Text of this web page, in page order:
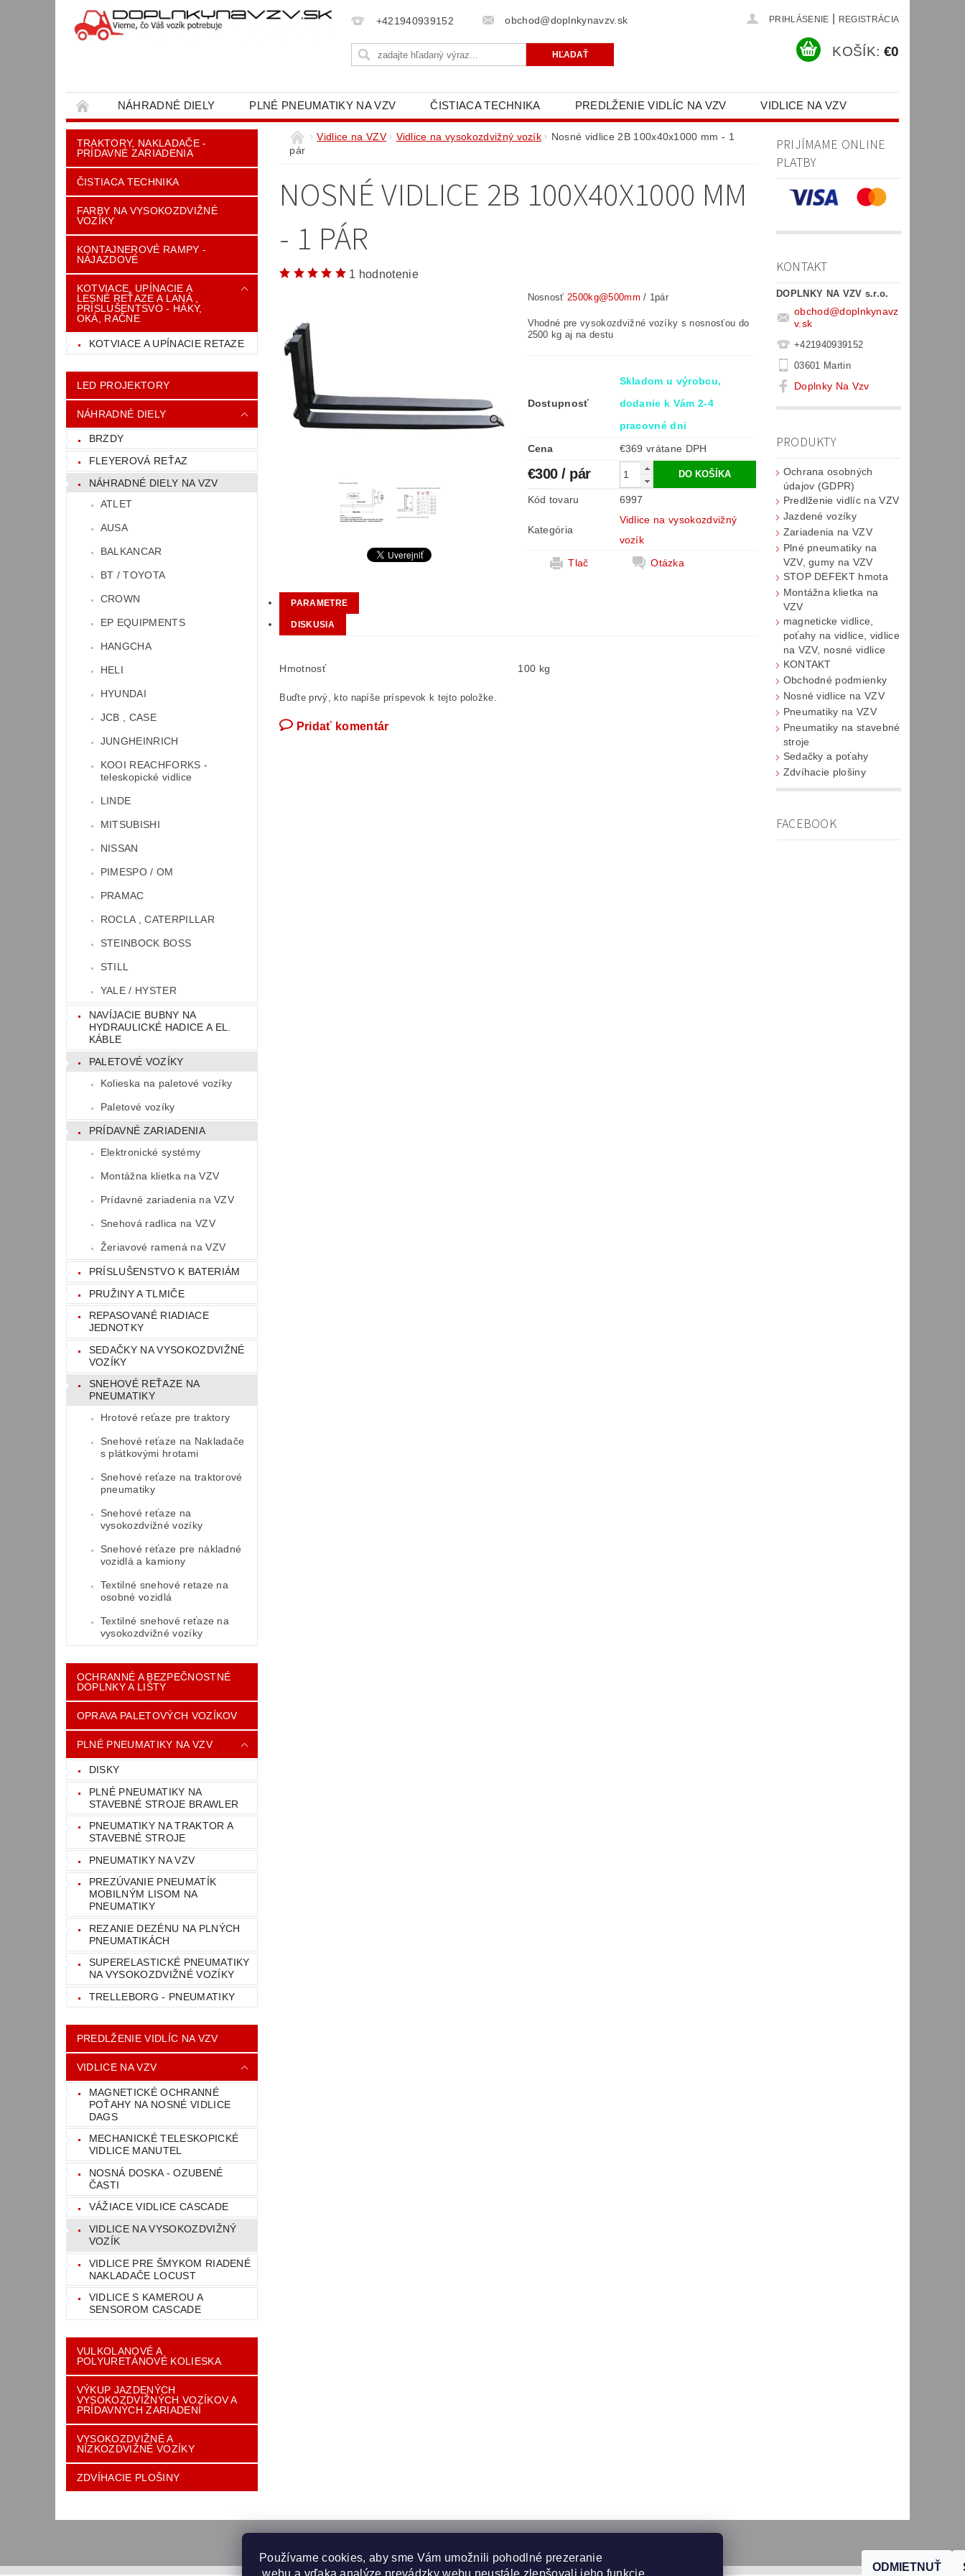
+421940939152 obchod@doplnkynavzv.sk PRIHLÁSENIE REGISTRÁCIA
KOŠÍK: €0
NÁHRADNÉ DIELY PLNÉ PNEUMATIKY NA VZV ČISTIACA TECHNIKA PREDLŽENIE VIDLÍC NA VZV VIDLICE NA VZV
OBCHODNÉ PODMIENKY KONTAKT NAPÍŠTE NÁM OCHRANA OSOBNÝCH ÚDAJOV (GDPR)
TRAKTORY, NAKLADAČE -
PRÍDAVNÉ ZARIADENIA
ČISTIACA TECHNIKA
FARBY NA VYSOKOZDVIŽNÉ
VOZÍKY
KONTAJNEROVÉ RAMPY -
NÁJAZDOVÉ
KOTVIACE, UPÍNACIE A
LESNÉ REŤAZE A LANÁ ,
PRÍSLUŠENTSVO - HÁKY,
OKÁ, RAČNE
KOTVIACE A UPÍNACIE RETAZE
LED PROJEKTORY
NÁHRADNÉ DIELY
BRZDY
FLEYEROVÁ REŤAZ
NÁHRADNÉ DIELY NA VZV
ATLET
AUSA
BALKANCAR
BT / TOYOTA
CROWN
EP EQUIPMENTS
HANGCHA
HELI
HYUNDAI
JCB , CASE
JUNGHEINRICH
KOOI REACHFORKS -
teleskopické vidlice
LINDE
MITSUBISHI
NISSAN
PIMESPO / OM
PRAMAC
ROCLA , CATERPILLAR
STEINBOCK BOSS
STILL
YALE / HYSTER
NAVÍJACIE BUBNY NA
HYDRAULICKÉ HADICE A EL.
KÁBLE
PALETOVÉ VOZÍKY
Kolieska na paletové vozíky
Paletové vozíky
PRÍDAVNÉ ZARIADENIA
Elektronické systémy
Montážna klietka na VZV
Prídavné zariadenia na VZV
Snehová radlica na VZV
Žeriavové ramená na VZV
PRÍSLUŠENSTVO K BATERIÁM
PRUŽINY A TLMIČE
REPASOVANÉ RIADIACE
JEDNOTKY
SEDAČKY NA VYSOKOZDVIŽNÉ
VOZÍKY
SNEHOVÉ REŤAZE NA
PNEUMATIKY
Hrotové reťaze pre traktory
Snehové reťaze na Nakladače
s plátkovými hrotami
Snehové reťaze na traktorové
pneumatiky
Snehové reťaze na
vysokozdvižné vozíky
Snehové reťaze pre nákladné
vozidlá a kamiony
Textilné snehové retaze na
osobné vozidlá
Textilné snehové reťaze na
vysokozdvižné vozíky
OCHRANNÉ A BEZPEČNOSTNÉ
DOPLNKY A LIŠTY
OPRAVA PALETOVÝCH VOZÍKOV
PLNÉ PNEUMATIKY NA VZV
DISKY
PLNÉ PNEUMATIKY NA
STAVEBNÉ STROJE BRAWLER
PNEUMATIKY NA TRAKTOR A
STAVEBNÉ STROJE
PNEUMATIKY NA VZV
PREZÚVANIE PNEUMATÍK
MOBILNÝM LISOM NA
PNEUMATIKY
REZANIE DEZÉNU NA PLNÝCH
PNEUMATIKÁCH
SUPERELASTICKÉ PNEUMATIKY
NA VYSOKOZDVIŽNÉ VOZÍKY
TRELLEBORG - PNEUMATIKY
PREDLŽENIE VIDLÍC NA VZV
VIDLICE NA VZV
MAGNETICKÉ OCHRANNÉ
POŤAHY NA NOSNÉ VIDLICE
DAGS
MECHANICKÉ TELESKOPICKÉ
VIDLICE MANUTEL
NOSNÁ DOSKA - OZUBENÉ
ČASTI
VÁŽIACE VIDLICE CASCADE
VIDLICE NA VYSOKOZDVIŽNÝ
VOZÍK
VIDLICE PRE ŠMYKOM RIADENÉ
NAKLADAČE LOCUST
VIDLICE S KAMEROU A
SENSOROM CASCADE
VULKOLANOVÉ A
POLYURETÁNOVÉ KOLIESKA
VÝKUP JAZDENÝCH
VYSOKOZDVIŽNÝCH VOZÍKOV A
PRÍDAVNÝCH ZARIADENÍ
VYSOKOZDVIŽNÉ A
NÍZKOZDVIŽNÉ VOZÍKY
ZDVÍHACIE PLOŠINY
Vidlice na VZV Vidlice na vysokozdvižný vozík
Nosné vidlice 2B 100x40x1000 mm - 1
pár
NOSNÉ VIDLICE 2B 100X40X1000 MM
- 1 PÁR
1 hodnotenie
Nosnosť2500kg@500mm / 1pár
Vhodné pre vysokozdvižné vozíky s nosnosťou do
2500 kg aj na destu
Dostupnosť
Skladom u výrobcu,
dodanie k Vám 2-4
pracovné dni
Cena
€369 vrátane DPH
€300/ pár
Kód tovaru 6997
Kategória
Vidlice na vysokozdvižný
vozík
Tlač
Otázka
PARAMETRE
DISKUSIA
Hmotnosť 100 kg
Buďte prvý, kto napíše príspevok k tejto položke.
Pridať komentár
PRIJÍMAME ONLINE
PLATBY
KONTAKT
DOPLNKY NA VZV s.r.o.
obchod@doplnkynavz
v.sk
+421940939152
03601 Martin
Doplnky Na Vzv
PRODUKTY
Ochrana osobných
údajov (GDPR)
Predlženie vidlíc na VZV
Jazdené vozíky
Zariadenia na VZV
Plné pneumatiky na
VZV, gumy na VZV
STOP DEFEKT hmota
Montážna klietka na
VZV
magneticke vidlice,
poťahy na vidlice, vidlice
na VZV, nosné vidlice
KONTAKT
Obchodné podmienky
Nosné vidlice na VZV
Pneumatiky na VZV
Pneumatiky na stavebné
stroje
Sedačky a poťahy
Zdvíhacie plošiny
FACEBOOK
Používame cookies, aby sme Vám umožnili pohodlné prezeranie
webu a vďaka analýze prevádzky webu neustále zlepšovali jeho funkcie,
ODMIETNUŤ